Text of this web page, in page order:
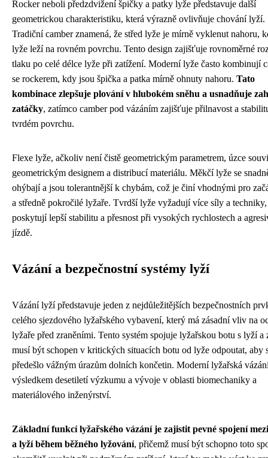
Rocker neboli předzdvižení špičky a patky lyže představuje další
geometrickou charakteristiku, která výrazně ovlivňuje chování lyží.
Tradiční camber znamená, že střed lyže je mírně vyklenut nahoru,
lyže leží na rovném povrchu. Tento design zajišťuje rovnoměrné
tlaku po celé délce lyže při zatížení. Moderní lyže často kombinují
se rockerem, kdy jsou špička a patka mírně ohnuty nahoru. Tato
kombinace zlepšuje plování v hlubokém sněhu a usnadňuje
zatáčky, zatímco camber pod vázáním zajišťuje přilnavost a
tvrdém povrchu.
Flexe lyže, ačkoliv není čistě geometrickým parametrem, úzce
geometrickým designem a distribucí materiálu. Měkčí lyže se
ohýbají a jsou tolerantnější k chybám, což je činí vhodnými pro
a středně pokročilé lyžaře. Tvrdší lyže vyžadují více síly a techniky,
poskytují lepší stabilitu a přesnost při vysokých rychlostech a
jízdě.
Vázání a bezpečnostní systémy lyží
Vázání lyží představuje jeden z nejdůležitějších bezpečnostních
celého sjezdového lyžařského vybavení, který má zásadní vliv na
lyžaře před zraněními. Tento systém spojuje lyžařskou botu s lyží a
musí být schopen v kritických situacích botu od lyže odpoutat, aby
předešlo vážným úrazům dolních končetin. Moderní lyžařská
výsledkem desetiletí výzkumu a vývoje v oblasti biomechaniky a
materiálového inženýrství.
Základní funkcí lyžařského vázání je zajistit pevné spojení
a lyží během běžného lyžování, přičemž musí být schopno toto